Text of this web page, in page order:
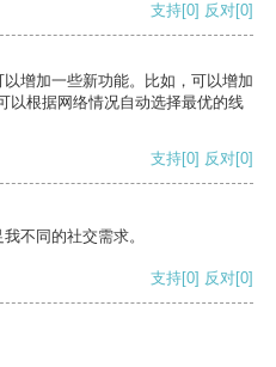
支持[0] 反对[0]
增加一些新功能。比如，可以增加
以根据网络情况自动选择最优的线
支持[0] 反对[0]
不同的社交需求。
支持[0] 反对[0]